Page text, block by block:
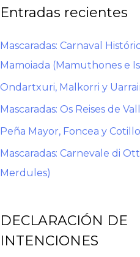
Entradas recientes
Mascaradas: Carnaval
Mamoiada (Mamuthones e
Ondartxuri, Malkorri y
Mascaradas: Os Reises de
Peña Mayor, Foncea y Cotillo
Mascaradas: Carnevale di
Merdules)
DECLARACIÓN DE
INTENCIONES